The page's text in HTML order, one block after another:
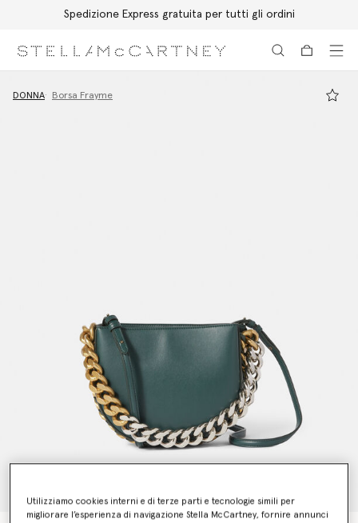
Spedizione Express gratuita per tutti gli ordini
DONNA Borsa Frayme
Utilizziamo cookies interni e di terze parti e tecnologie simili per
migliorare l’esperienza di navigazione Stella McCartney, fornire annunci